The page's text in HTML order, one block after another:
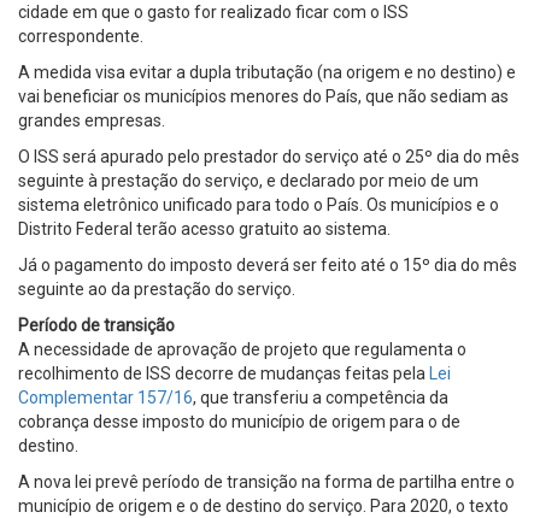
cidade em que o gasto for realizado ficar com o ISS
correspondente.
A medida visa evitar a dupla tributação (na origem e no destino) e
vai beneficiar os municípios menores do País, que não sediam as
grandes empresas.
O ISS será apurado pelo prestador do serviço até o 25º dia do mês
seguinte à prestação do serviço, e declarado por meio de um
sistema eletrônico unificado para todo o País. Os municípios e o
Distrito Federal terão acesso gratuito ao sistema.
Já o pagamento do imposto deverá ser feito até o 15º dia do mês
seguinte ao da prestação do serviço.
Período de transição
A necessidade de aprovação de projeto que regulamenta o
recolhimento de ISS decorre de mudanças feitas pela Lei
Complementar 157/16, que transferiu a competência da
cobrança desse imposto do município de origem para o de
destino.
A nova lei prevê período de transição na forma de partilha entre o
município de origem e o de destino do serviço. Para 2020, o texto